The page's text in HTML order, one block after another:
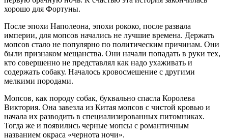
хорошо для Фортуны.
После эпохи Наполеона, эпохи рококо, после развала
империи, для мопсов начались не лучшие времена. Держать
мопсов стало не популярно по политическим причинам. Они
были признаком мещанства. Они начали попадать в руки тех,
кто совершенно не представлял как надо ухаживать и
содержать собаку. Началось кровосмешение с другими
мелкими породами.
Мопсов, как породу собак, буквально спасла Королева
Виктория. Она завезла из Китая мопсов с чистой кровью и
начала их разводить в специализированных питомниках.
Тогда же и появились черные мопсы с романтичным
названием окраса «чернота ночи».